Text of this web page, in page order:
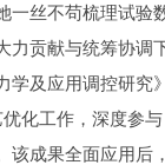
一丝不苟梳理试验
力贡献与统筹协调
学及应用调控研究
优化工作，深度参
该成果全面应用后